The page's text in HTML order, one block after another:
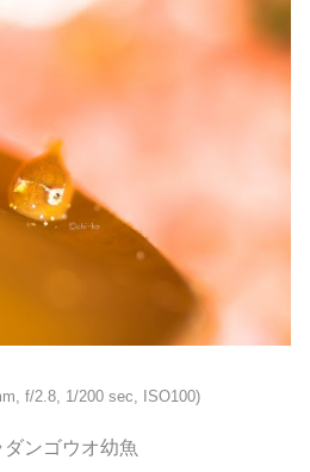
f/2.8, 1/200 sec, ISO100)
ンゴウオ幼魚